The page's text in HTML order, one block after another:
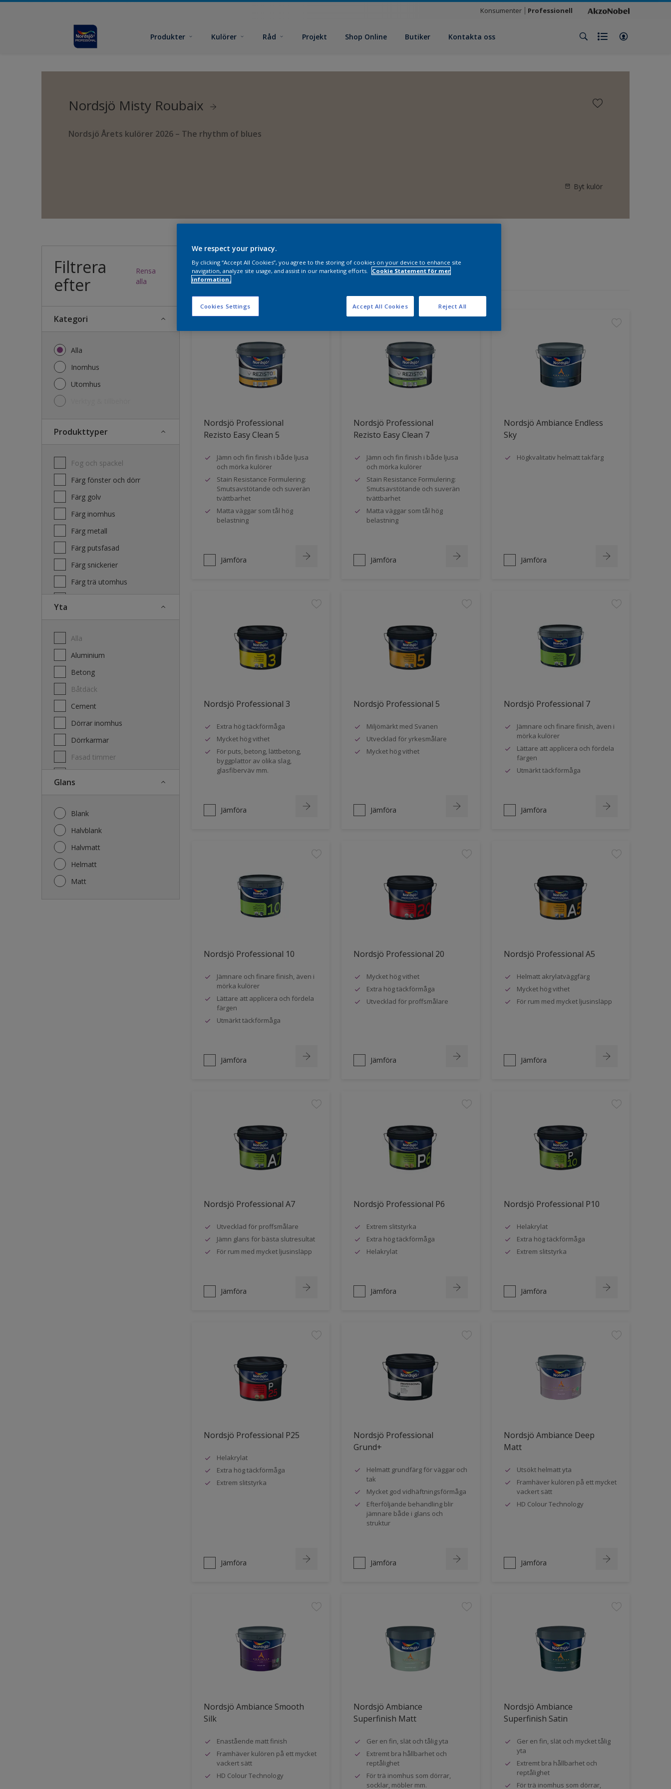
Konsumenter Professionell
Produkter Kulörer Råd Projekt Shop Online Butiker Kontakta oss
Nordsjö Misty Roubaix
Nordsjö Årets kulörer 2026 – The rhythm of blues
Byt kulör
Filtrera
efter
Rensa
alla
Kategori
Alla
Inomhus
Utomhus
Produkttyper
Fog och spackel
Färg fönster och dörr
Färg golv
Färg inomhus
Färg metall
Färg putsfasad
Färg snickerier
Färg trä utomhus
Yta
Alla
Aluminium
Betong
Båtdäck
Cement
Dörrar inomhus
Dörrkarmar
Fasad timmer
Glans
Blank
Halvblank
Halvmatt
Helmatt
Matt
Vilka produkter behöver du?
35produkter hittade
Nordsjö Professional
Rezisto Easy Clean 5
Jämn och fin finish i både ljusa
och mörka kulörer
Stain Resistance Formulering:
Smutsavstötande och suverän
tvättbarhet
Matta väggar som tål hög
belastning
Jämföra
Nordsjö Professional
Rezisto Easy Clean 7
Jämn och fin finish i både ljusa
och mörka kulörer
Stain Resistance Formulering:
Smutsavstötande och suverän
tvättbarhet
Matta väggar som tål hög
belastning
Jämföra
Nordsjö Ambiance Endless
Sky
Högkvalitativ helmatt takfärg
Jämföra
Nordsjö Professional 3
Extra hög täckförmåga
Mycket hög vithet
För puts, betong, lättbetong,
byggplattor av olika slag,
glasfiberväv mm.
Jämföra
Nordsjö Professional 5
Miljömärkt med Svanen
Utvecklad för yrkesmålare
Mycket hög vithet
Jämföra
Nordsjö Professional 7
Jämnare och finare finish, även i
mörka kulörer
Lättare att applicera och fördela
färgen
Utmärkt täckförmåga
Jämföra
Nordsjö Professional 10
Jämnare och finare finish, även i
mörka kulörer
Lättare att applicera och fördela
färgen
Utmärkt täckförmåga
Jämföra
Nordsjö Professional 20
Mycket hög vithet
Extra hög täckförmåga
Utvecklad för proffsmålare
Jämföra
Nordsjö Professional A5
Helmatt akrylatväggfärg
Mycket hög vithet
För rum med mycket ljusinsläpp
Jämföra
Nordsjö Professional A7
Utvecklad för proffsmålare
Jämn glans för bästa slutresultat
För rum med mycket ljusinsläpp
Jämföra
Nordsjö Professional P6
Extrem slitstyrka
Extra hög täckförmåga
Helakrylat
Jämföra
Nordsjö Professional P10
Helakrylat
Extra hög täckförmåga
Extrem slitstyrka
Jämföra
Nordsjö Professional P25
Helakrylat
Extra hög täckförmåga
Extrem slitstyrka
Jämföra
Nordsjö Professional
Grund+
Helmatt grundfärg för väggar och
tak
Mycket god vidhäftningsförmåga
Efterföljande behandling blir
jämnare både i glans och
struktur
Jämföra
Nordsjö Ambiance Deep
Matt
Utsökt helmatt yta
Framhäver kulören på ett mycket
vackert sätt
HD Colour Technology
Jämföra
Nordsjö Ambiance Smooth
Silk
Enastående matt finish
Framhäver kulören på ett mycket
vackert sätt
HD Colour Technology
Nordsjö Ambiance
Superfinish Matt
Ger en fin, slät och tålig yta
Extremt bra hållbarhet och
reptålighet
För trä inomhus som dörrar,
socklar, möbler mm.
Nordsjö Ambiance
Superfinish Satin
Ger en fin, slät och mycket tålig
yta
Extremt bra hållbarhet och
reptålighet
För trä inomhus som dörrar,
We respect your privacy.
By clicking “Accept All Cookies”, you agree to the storing of cookies on your device to enhance site
navigation, analyze site usage, and assist in our marketing efforts.
Cookie Statement för mer
information.
Cookies Settings Reject All
Accept All Cookies